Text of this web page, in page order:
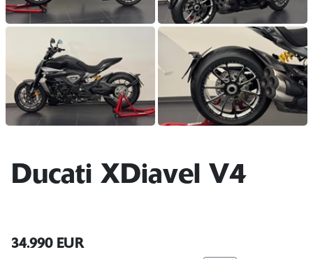
Ducati XDiavel V4
34.990 EUR